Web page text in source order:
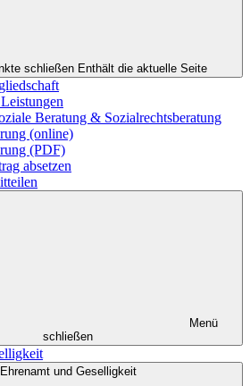
schließen Enthält die aktuelle Seite
Beratung & Sozialrechtsberatung
(online)
(PDF)
absetzen
Menü
schließen
Ehrenamt und Geselligkeit